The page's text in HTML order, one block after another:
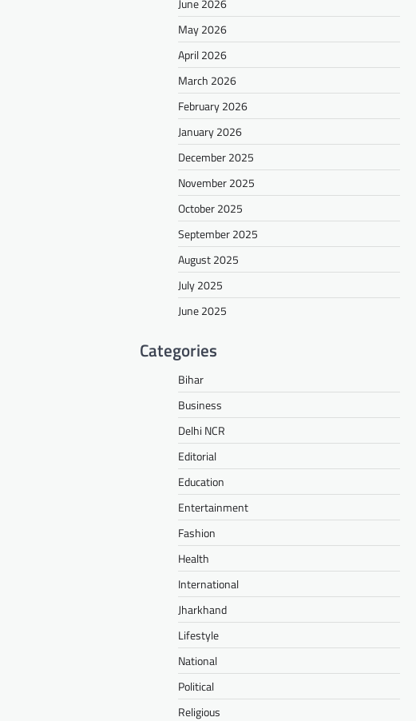
May 2026
April 2026
March 2026
February 2026
January 2026
December 2025
November 2025
October 2025
September 2025
August 2025
July 2025
June 2025
Categories
Bihar
Business
Delhi NCR
Editorial
Education
Entertainment
Fashion
Health
International
Jharkhand
Lifestyle
National
Political
Religious